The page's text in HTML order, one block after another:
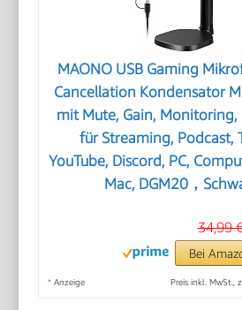
MAONO USB Gaming
Cancellation Kondensator
mit Mute, Gain, Monitoring,
für Streaming, Podcast,
YouTube, Discord, PC,
Mac, DGM20，
34,99
Bei
* Anzeige Preis inkl. MwSt.,